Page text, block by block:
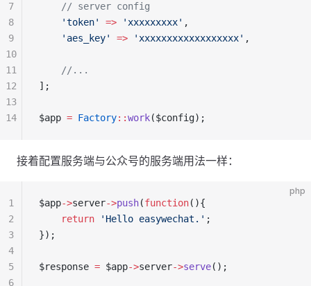
    // server config
    'token'
=> 'xxxxxxxxx' ,
    'aes_key'
=> 'xxxxxxxxxxxxxxxxxx' ,
    //...
];
$app = Factory::work($config);
7
8
9
10
11
12
13
14
接着配置服务端与公众号的服务端用法一样：
php
$app->server->push(function(){
    return
'Hello easywechat.' ;
});
$response = $app->server->serve();
1
2
3
4
5
6